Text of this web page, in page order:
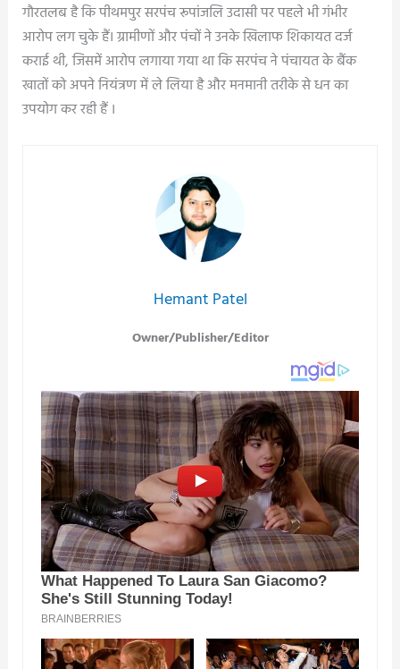
गौरतलब है कि पीथमपुर सरपंच रूपांजलि उदासी पर पहले भी गंभीर
आरोप लग चुके हैं। ग्रामीणों और पंचों ने उनके खिलाफ शिकायत दर्ज
कराई थी, जिसमें आरोप लगाया गया था कि सरपंच ने पंचायत के बैंक
खातों को अपने नियंत्रण में ले लिया है और मनमानी तरीके से धन का
उपयोग कर रही हैं ।
Hemant Patel
Owner/Publisher/Editor